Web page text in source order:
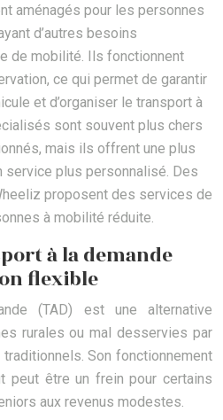
aménagés pour les personnes
d’autres besoins
de mobilité. Ils fonctionnent
ce qui permet de garantir
et d’organiser le transport à
sont souvent plus chers
mais ils offrent une plus
service plus personnalisé. Des
proposent des services de
à mobilité réduite.
à la demande
flexible
(TAD) est une alternative
rurales ou mal desservies par
Son fonctionnement
peut être un frein pour certains
aux revenus modestes.